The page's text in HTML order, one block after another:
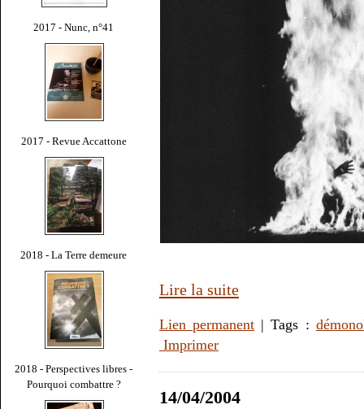
2017 - Nunc, n°41
2017 - Revue Accattone
2018 - La Terre demeure
2018 - Perspectives libres -
Pourquoi combattre ?
Lire la suite
Lien permanent | Tags :
Imprimer
14/04/2004